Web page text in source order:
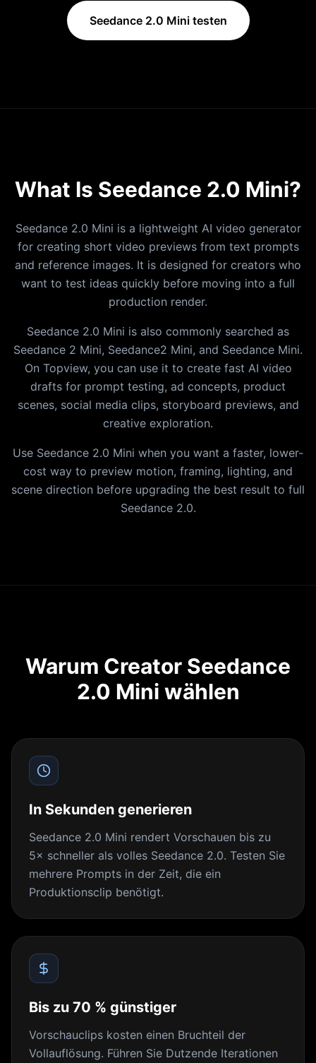
Seedance 2.0 Mini testen
What Is Seedance 2.0 Mini?
Seedance 2.0 Mini is a lightweight AI video generator
for creating short video previews from text prompts
and reference images. It is designed for creators who
want to test ideas quickly before moving into a full
production render.
Seedance 2.0 Mini is also commonly searched as
Seedance 2 Mini, Seedance2 Mini, and Seedance Mini.
On Topview, you can use it to create fast AI video
drafts for prompt testing, ad concepts, product
scenes, social media clips, storyboard previews, and
creative exploration.
Use Seedance 2.0 Mini when you want a faster, lower-
cost way to preview motion, framing, lighting, and
scene direction before upgrading the best result to full
Seedance 2.0.
Warum Creator Seedance
2.0 Mini wählen
In Sekunden generieren
Seedance 2.0 Mini rendert Vorschauen bis zu
5× schneller als volles Seedance 2.0. Testen Sie
mehrere Prompts in der Zeit, die ein
Produktionsclip benötigt.
Bis zu 70 % günstiger
Vorschauclips kosten einen Bruchteil der
Vollauflösung. Führen Sie Dutzende Iterationen